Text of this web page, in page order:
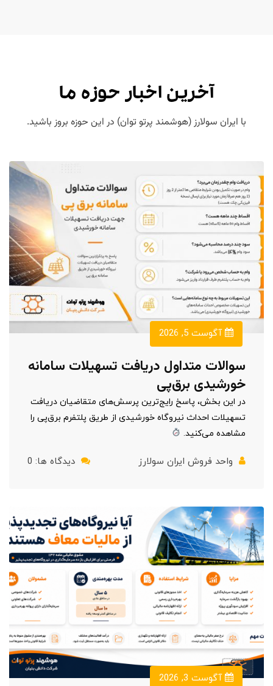
آخرین اخبار حوزه ما
با ایران سولارز (هوشمند پرتو توان) در این حوزه بروز باشید.
آگوست 5, 2026
سوالات متداول دریافت تسهیلات سامانه
خورشیدی برق‌پی
در این بخش، پاسخ رایج‌ترین پرسش‌های متقاضیان دریافت
تسهیلات احداث نیروگاه خورشیدی از طریق پلتفرم برق‌پی را
مشاهده می‌کنید.
واحد فروش ایران سولارز دیدگاه ها: 0
آگوست 3, 2026